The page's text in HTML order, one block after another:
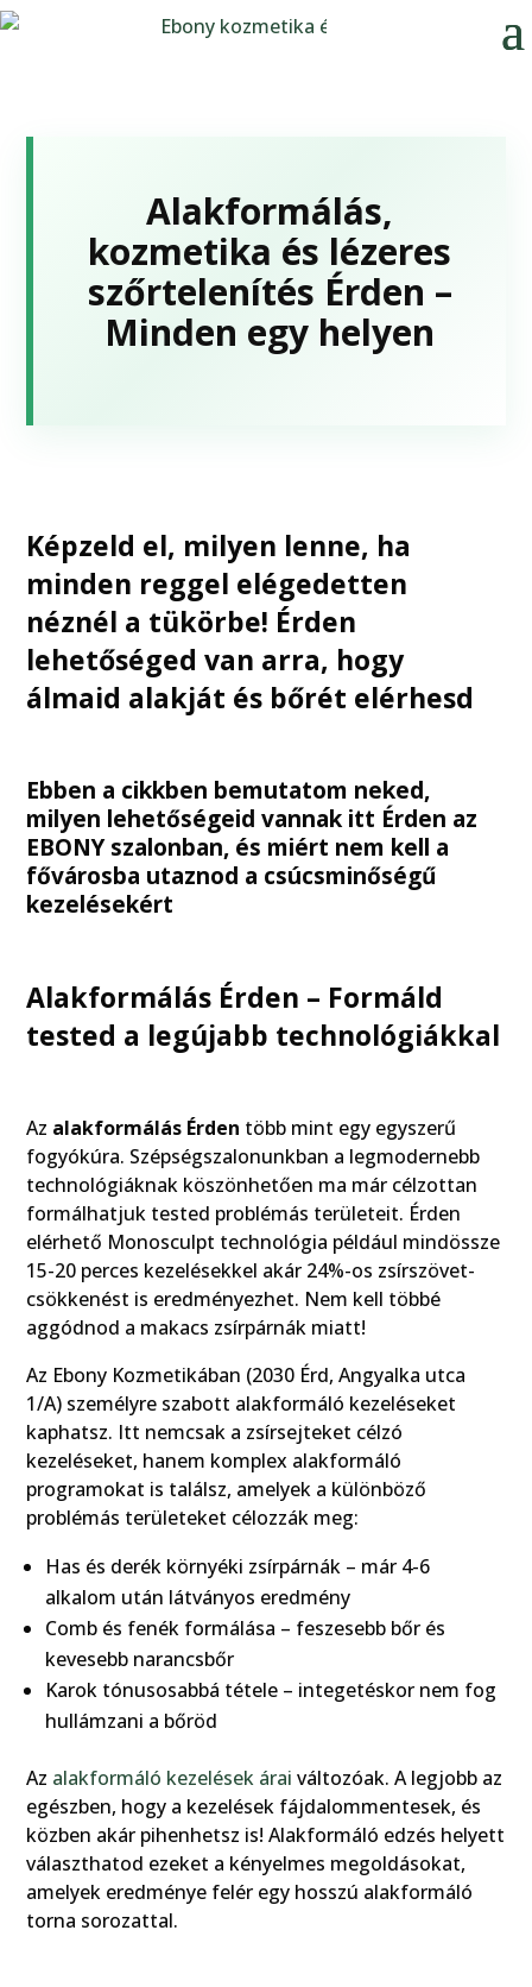
Alakformálás,
kozmetika és lézeres
szőrtelenítés Érden –
Minden egy helyen
Képzeld el, milyen lenne, ha
minden reggel elégedetten
néznél a tükörbe! Érden
lehetőséged van arra, hogy
álmaid alakját és bőrét elérhesd
Ebben a cikkben bemutatom neked,
milyen lehetőségeid vannak itt Érden az
EBONYszalonban, és miért nem kell a
fővárosba utaznod a csúcsminőségű
kezelésekért
Alakformálás Érden – Formáld
tested a legújabb technológiákkal
Az alakformálás Érden több mint egy egyszerű
fogyókúra. Szépségszalonunkban a legmodernebb
technológiáknak köszönhetően ma már célzottan
formálhatjuk tested problémás területeit. Érden
elérhető Monosculpt technológia például mindössze
15-20 perces kezelésekkel akár 24%-os zsírszövet-
csökkenést is eredményezhet. Nem kell többé
aggódnod a makacs zsírpárnák miatt!
Az Ebony Kozmetikában (2030 Érd, Angyalka utca
1/A) személyre szabott alakformáló kezeléseket
kaphatsz. Itt nemcsak a zsírsejteket célzó
kezeléseket, hanem komplex alakformáló
programokat is találsz, amelyek a különböző
problémás területeket célozzák meg:
Has és derék környéki zsírpárnák – már 4-6
alkalom után látványos eredmény
Comb és fenék formálása – feszesebb bőr és
kevesebb narancsbőr
Karok tónusosabbá tétele – integetéskor nem fog
hullámzani a bőröd
Az alakformáló kezelések árai változóak. A legjobb az
egészben, hogy a kezelések fájdalommentesek, és
közben akár pihenhetsz is! Alakformáló edzés helyett
választhatod ezeket a kényelmes megoldásokat,
amelyek eredménye felér egy hosszú alakformáló
torna sorozattal.